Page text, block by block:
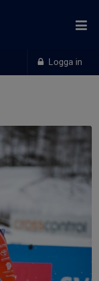
Logga in